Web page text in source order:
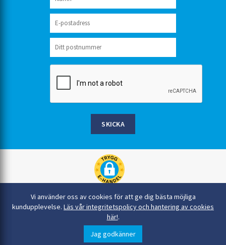
Vi använder oss av cookies för att ge dig bästa möjliga
kundupplevelse. Läs vår integritetspolicy och hantering av cookies
här!.
Jag godkänner
SKICKA
Rinkaby Rör AB, Box 54, 296 21 Åhus
044-22 54 90
info@rinkabyror.se
© Alla rättigheter tillhör Rinkaby Rör AB